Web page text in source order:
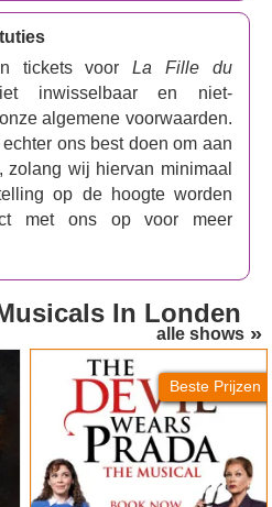
tickets voorLa Fille du
inwisselbaar en niet-
algemene voorwaarden.
ons best doen om aan
zolang wij hiervan minimaal
op de hoogte worden
met ons op voor meer
alle shows
In Londen
Beste Prijzen
The Devil Wears Prada